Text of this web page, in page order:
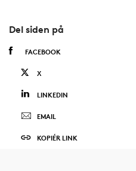
Del siden på
FACEBOOK
X
LINKEDIN
EMAIL
KOPIÉR LINK